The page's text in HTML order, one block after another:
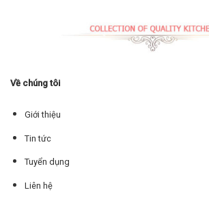
Về chúng tôi
Giới thiệu
Tin tức
Tuyển dụng
Liên hệ